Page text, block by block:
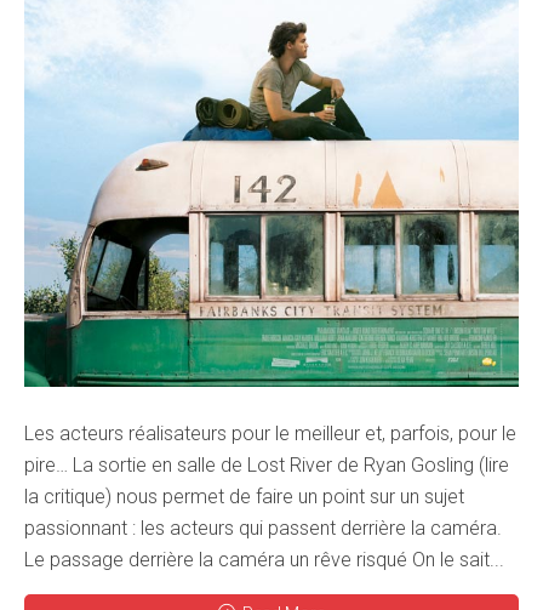
Les acteurs réalisateurs pour le meilleur et, parfois, pour le
pire… La sortie en salle de Lost River de Ryan Gosling (lire
la critique) nous permet de faire un point sur un sujet
passionnant : les acteurs qui passent derrière la caméra.
Le passage derrière la caméra un rêve risqué On le sait...